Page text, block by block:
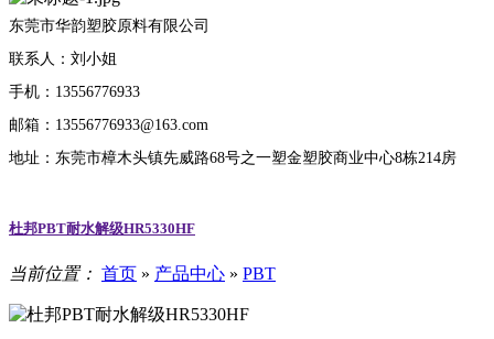
东莞市华韵塑胶原料有限公司
联系人：刘小姐
手机：13556776933
邮箱：13556776933@163.com
地址：东莞市樟木头镇先威路68号之一塑金塑胶商业中心8栋214房
杜邦PBT耐水解级HR5330HF
当前位置： 首页 » 产品中心 » PBT